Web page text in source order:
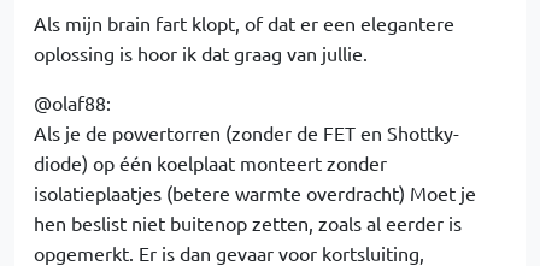
Als mijn brain fart klopt, of dat er een elegantere
oplossing is hoor ik dat graag van jullie.
@olaf88:
Als je de powertorren (zonder de FET en Shottky-
diode) op één koelplaat monteert zonder
isolatieplaatjes (betere warmte overdracht) Moet je
hen beslist niet buitenop zetten, zoals al eerder is
opgemerkt. Er is dan gevaar voor kortsluiting,